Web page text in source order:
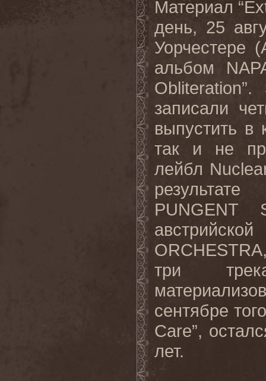
Материал
день, 25
Уорчестере
альбом
записали
выпустить в
так и не
лейбл
PUNGENT
три
сентябре
Care”,
лет.